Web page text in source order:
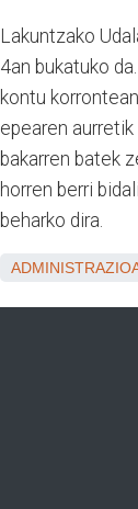
Lakuntzako
4an bukatuko
kontu
epearen
bakarren batek
horren berri
beharko dira.